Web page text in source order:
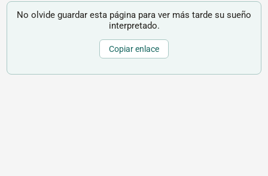
No olvide guardar esta página para ver más tarde su sueño
interpretado.
Copiar enlace